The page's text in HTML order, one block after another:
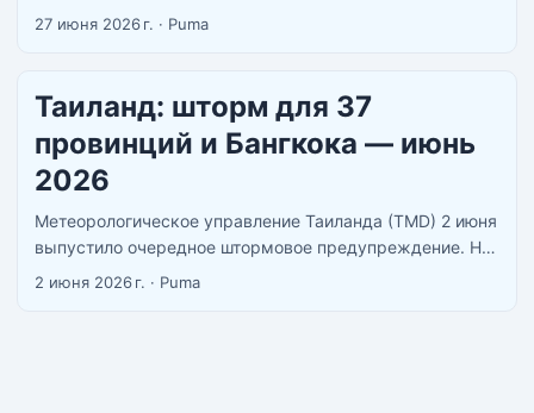
40 электрических столбов. Свет пропал у тысяч домов
метеодепартамент только что объявил о новой волне
ливней — с 28 июня по 3 июля. ...
27 июня 2026 г. · Puma
Таиланд: шторм для 37
провинций и Бангкока — июнь
2026
Метеорологическое управление Таиланда (TMD) 2 июня
выпустило очередное штормовое предупреждение. На
этот раз под раздачу попали сразу 37 провинций,
2 июня 2026 г. · Puma